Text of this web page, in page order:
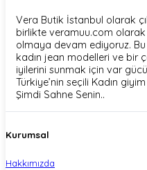
Vera Butik İstanbul olarak
birlikte veramuu.com olarak
olmaya devam ediyoruz.
kadın jean modelleri ve bir
iyilerini sunmak için var
Türkiye’nin seçili Kadın
Şimdi Sahne Senin..
Kurumsal
Hakkımızda